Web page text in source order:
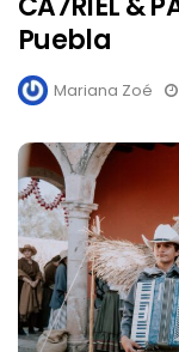
Puebla
Mariana Zoé